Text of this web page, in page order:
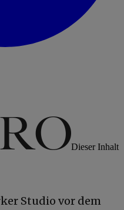
Dieser Inhalt
Studio vor dem